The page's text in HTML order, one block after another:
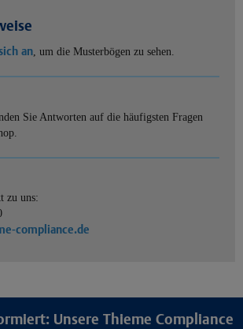
an, um die Musterbögen zu sehen.
Sie Antworten auf die häufigsten Fragen
zu uns:
compliance.de
Unsere Thieme Compliance